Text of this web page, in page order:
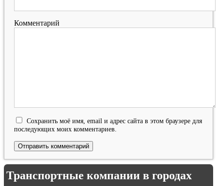
Комментарий
Сохранить моё имя, email и адрес сайта в этом браузере для
последующих моих комментариев.
Транспортные компании в городах